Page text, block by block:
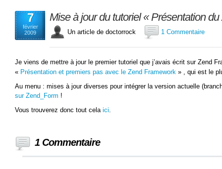
7
février
2009
Mise à jour du tutoriel « Présentation
Un article de doctorrock 1 Commentaire
Je viens de mettre à jour le premier tutoriel que j’avais écrit sur Zend
« Présentation et premiers pas avec le Zend Framework » , qui est le
Au menu : mises à jour diverses pour intégrer la version actuelle
sur Zend_Form !
Vous trouverez donc tout cela ici.
1 Commentaire